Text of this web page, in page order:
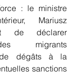
: le ministre
Mariusz
de déclarer
migrants
de dégâts à la
sanctions